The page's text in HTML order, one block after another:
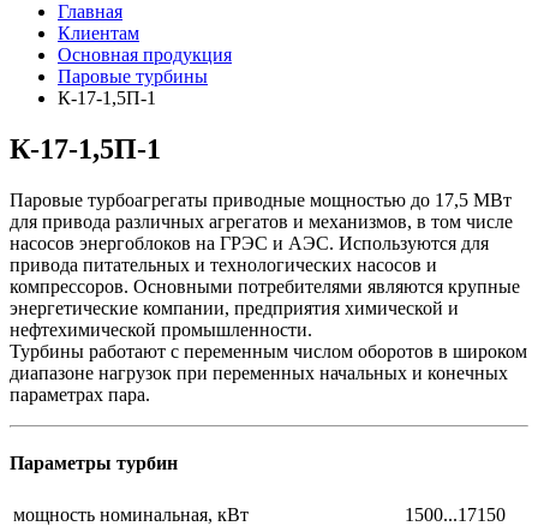
Главная
Клиентам
Основная продукция
Паровые турбины
К-17-1,5П-1
К-17-1,5П-1
Паровые турбоагрегаты приводные мощностью до 17,5 МВт
для привода различных агрегатов и механизмов, в том числе
насосов энергоблоков на ГРЭС и АЭС. Используются для
привода питательных и технологических насосов и
компрессоров. Основными потребителями являются крупные
энергетические компании, предприятия химической и
нефтехимической промышленности.
Турбины работают с переменным числом оборотов в широком
диапазоне нагрузок при переменных начальных и конечных
параметрах пара.
Параметры турбин
мощность номинальная, кВт
1500...17150